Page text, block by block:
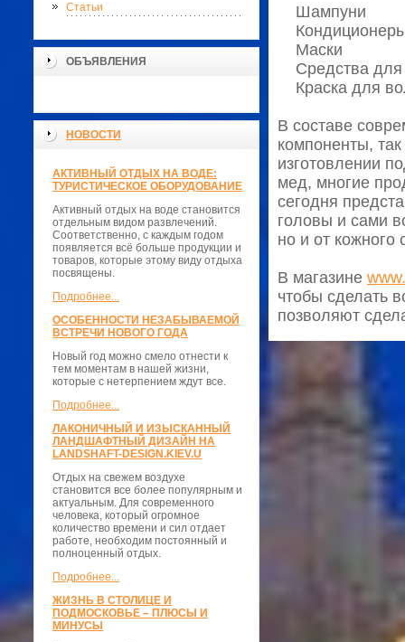
Статьи
ОБЪЯВЛЕНИЯ
НОВОСТИ
АКТИВНЫЙ ОТДЫХ НА ВОДЕ:
ТУРИСТИЧЕСКОЕ ОБОРУДОВАНИЕ
Активный отдых на воде становится
отдельным видом развлечений.
Соответственно, с каждым годом
появляется всё больше продукции и
товаров, которые этому виду отдыха
посвящены.
Подробнее...
ОСОБЕННОСТИ НЕЗАБЫВАЕМОЙ
ВСТРЕЧИ НОВОГО ГОДА
Новый год можно смело отнести к
тем моментам в нашей жизни,
которые с нетерпением ждут все.
Подробнее...
ЛАКОНИЧНЫЙ И ИЗЫСКАННЫЙ
ЛАНДШАФТНЫЙ ДИЗАЙН НА
LANDSHAFT-DESIGN.KIEV.U
Отдых на свежем воздухе
становится все более популярным и
актуальным. Для современного
человека, который огромное
количество времени и сил отдает
работе, необходим постоянный и
полноценный отдых.
Подробнее...
ЖИЗНЬ В СТОЛИЦЕ И
ПОДМОСКОВЬЕ – ПЛЮСЫ И
МИНУСЫ
Шампуни
Маски
Средства для
Краска для
В составе
компоненты,
изготовлении
мед, многие
сегодня
головы и сами
но и от кожного
В магазине
чтобы сделать
позволяют